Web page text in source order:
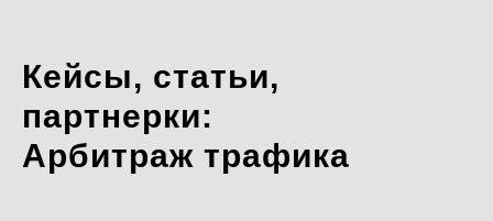
Кейсы, статьи,
партнерки:
Арбитраж трафика